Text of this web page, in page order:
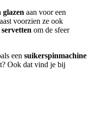
glazen aan voor een
voorzien ze ook
om de sfeer
een suikerspinmachine
Ook dat vind je bij